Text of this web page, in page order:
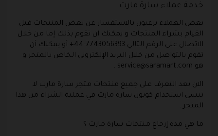
خدمة عملاء سارة مارت
بعض العملاء يرغبون بالاستفسار عن بعض المنتجات قبل
القيام بشراء المنتجات و يمكنك ان تقوم بذلك إما من خلال
الاتصال على الرقم التالي 7743056393-44+ أو يمكنك أن
تقوم بالتواصل من خلال البريد الإلكتروني الخاص بالمتجر و
هو service@saramart.com
.
الان بعد التعرف على جميع منتجات متجر سارة مارت لا
تنسى استخدام كوبون سارة مارت في عملية الشراء من هذا
المتجر .
ما هي مدة إرجاع منتجات سارة مارت ؟